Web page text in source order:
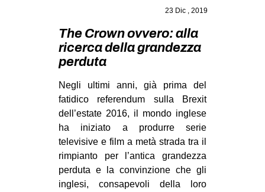
STUDENTI TSUNAMI
ZAM
MOBILITAZIONI
SPAZI
SPORT POPOLARE
MOVIMENTI
AMBIENTE
23 Dic , 2019
The Crown ovvero: alla
ricerca della grandezza
perduta
Negli ultimi anni, già prima del
fatidico referendum sulla Brexit
dell’estate 2016, il mondo inglese
ha iniziato a produrre serie
televisive e film a metà strada tra il
rimpianto per l’antica grandezza
perduta e la convinzione che gli
inglesi, consapevoli della loro